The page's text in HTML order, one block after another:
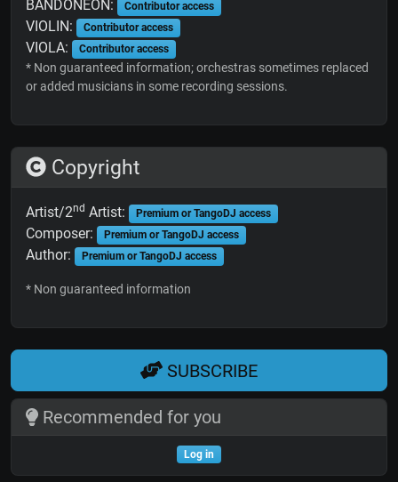
BANDONEON: Contributor access
VIOLIN: Contributor access
VIOLA: Contributor access
* Non guaranteed information; orchestras sometimes replaced
or added musicians in some recording sessions.
Copyright
Artist/2nd Artist: Premium or TangoDJ access
Composer: Premium or TangoDJ access
Author: Premium or TangoDJ access
* Non guaranteed information
SUBSCRIBE
Recommended for you
Log in